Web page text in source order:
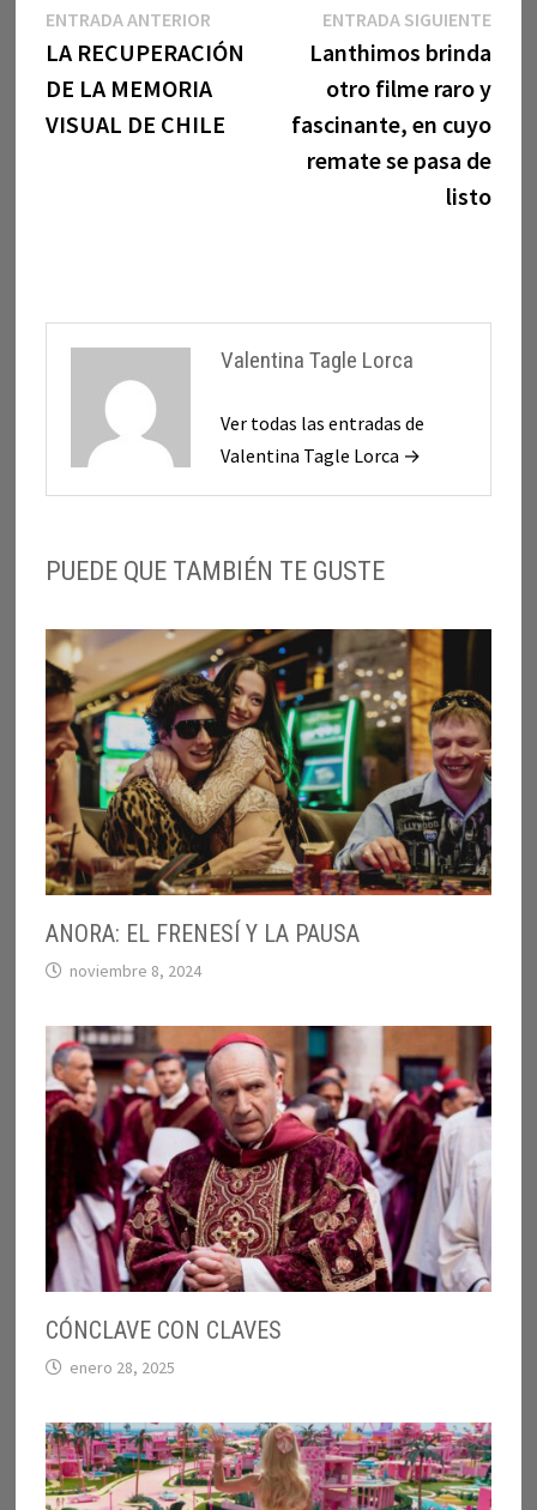
Navegación
de
entradas
ENTRADA ANTERIOREntrada
anterior:
LA RECUPERACIÓN
DE LA MEMORIA
VISUAL DE CHILE
ENTRADA SIGUIENTE
Lanthimos brinda
otro filme raro y
fascinante, en cuyo
remate se pasa de
listo
Valentina Tagle Lorca
Ver todas las entradas de
Valentina Tagle Lorca →
PUEDE QUE TAMBIÉN TE GUSTE
ANORA: EL FRENESÍ Y LA PAUSA
noviembre 8, 2024
CÓNCLAVE CON CLAVES
enero 28, 2025